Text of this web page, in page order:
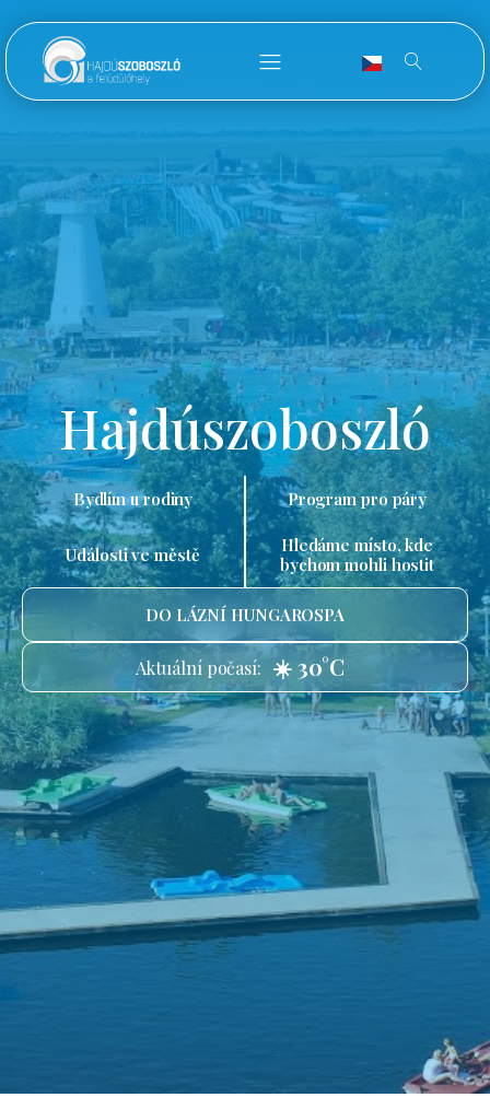
Hajdúszoboszló
Bydlím u rodiny Program pro páry
Události ve městě
Hledáme místo, kde
bychom mohli hostit
DO LÁZNÍ HUNGAROSPA
Aktuální počasí: ☀️ 30°C